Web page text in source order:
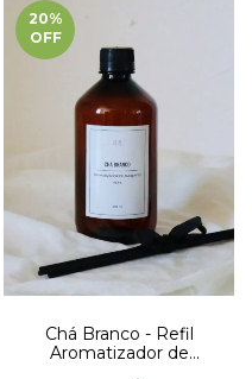
20%
OFF
Chá Branco - Refil
Aromatizador de